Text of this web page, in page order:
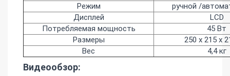
Режим
ручной /
Дисплей
LCD
Потребляемая мощность
45 Вт
Размеры
250 x 215 x
Вес
4,4 кг
Видеообзор: